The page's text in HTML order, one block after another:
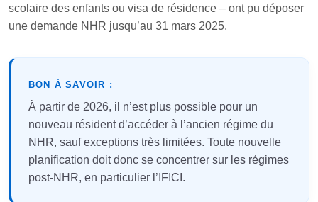
scolaire des enfants ou visa de résidence – ont pu déposer
une demande NHR jusqu’au 31 mars 2025.
BON À SAVOIR :
À partir de 2026, il n’est plus possible pour un
nouveau résident d’accéder à l’ancien régime du
NHR, sauf exceptions très limitées. Toute nouvelle
planification doit donc se concentrer sur les régimes
post-NHR, en particulier l’IFICI.